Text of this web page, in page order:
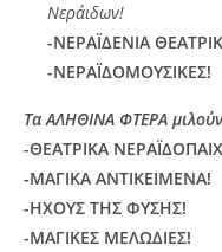
Νεράιδων!
-ΝΕΡΑΪΔΕΝΙΑ
-ΝΕΡΑΪΔΟΜΟΥΣΙΚΕΣ!
Τα ΑΛΗΘΙΝΑ ΦΤΕΡΑ
-ΘΕΑΤΡΙΚΑ
-ΜΑΓΙΚΑ ΑΝΤΙΚΕΙΜΕΝΑ!
-ΗΧΟΥΣ ΤΗΣ ΦΥΣΗΣ!
-ΜΑΓΙΚΕΣ ΜΕΛΩΔΙΕΣ!